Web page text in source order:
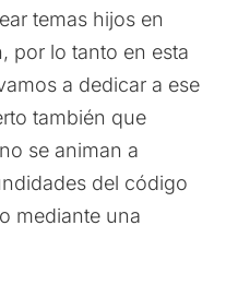
temas hijos en
por lo tanto en esta
a dedicar a ese
también que
se animan a
del código
mediante una